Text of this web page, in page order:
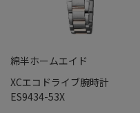
綿半ホームエイド
XCエコドライブ腕時計
ES9434-53X